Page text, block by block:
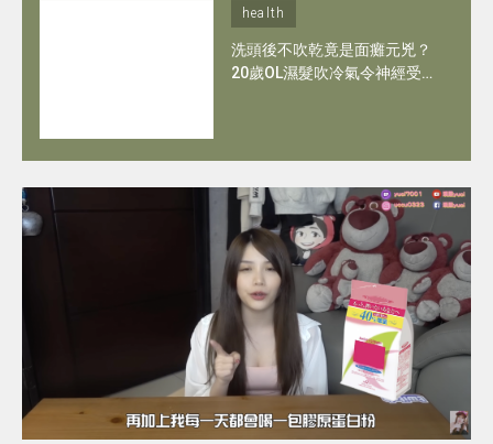
health
洗頭後不吹乾竟是面癱元兇？
20歲OL濕髮吹冷氣令神經受